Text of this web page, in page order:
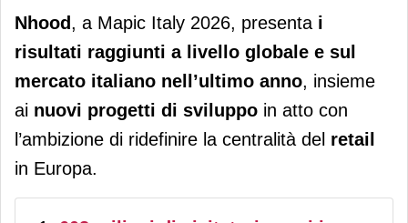
Nhood: progetti, innovazione e nuovi
servizi per il commercial real estate
Nhood, a Mapic Italy 2026, presenta i
risultati raggiunti a livello globale e sul
mercato italiano nell’ultimo anno, insieme
ai nuovi progetti di sviluppo in atto con
l’ambizione di ridefinire la centralità del retail
in Europa.